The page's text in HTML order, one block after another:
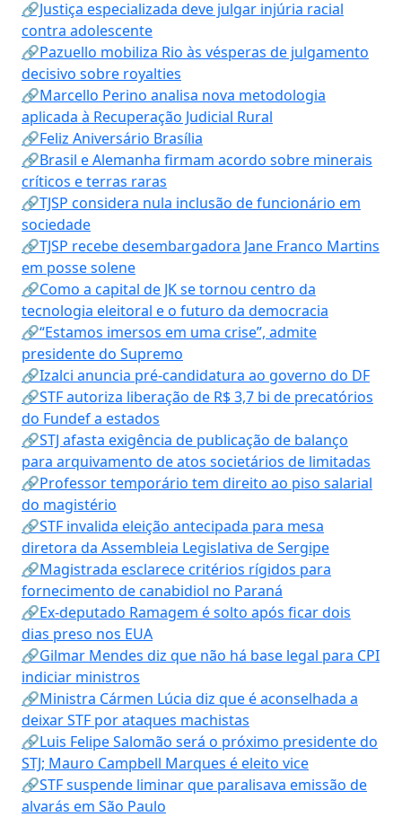
🔗Justiça especializada deve julgar injúria racial
contra adolescente
🔗Pazuello mobiliza Rio às vésperas de julgamento
decisivo sobre royalties
🔗Marcello Perino analisa nova metodologia
aplicada à Recuperação Judicial Rural
🔗Feliz Aniversário Brasília
🔗Brasil e Alemanha firmam acordo sobre minerais
críticos e terras raras
🔗TJSP considera nula inclusão de funcionário em
sociedade
🔗TJSP recebe desembargadora Jane Franco Martins
em posse solene
🔗Como a capital de JK se tornou centro da
tecnologia eleitoral e o futuro da democracia
🔗“Estamos imersos em uma crise”, admite
presidente do Supremo
🔗Izalci anuncia pré-candidatura ao governo do DF
🔗STF autoriza liberação de R$ 3,7 bi de precatórios
do Fundef a estados
🔗STJ afasta exigência de publicação de balanço
para arquivamento de atos societários de limitadas
🔗Professor temporário tem direito ao piso salarial
do magistério
🔗STF invalida eleição antecipada para mesa
diretora da Assembleia Legislativa de Sergipe
🔗Magistrada esclarece critérios rígidos para
fornecimento de canabidiol no Paraná
🔗Ex-deputado Ramagem é solto após ficar dois
dias preso nos EUA
🔗Gilmar Mendes diz que não há base legal para CPI
indiciar ministros
🔗Ministra Cármen Lúcia diz que é aconselhada a
deixar STF por ataques machistas
🔗Luis Felipe Salomão será o próximo presidente do
STJ; Mauro Campbell Marques é eleito vice
🔗STF suspende liminar que paralisava emissão de
alvarás em São Paulo